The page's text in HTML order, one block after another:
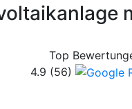
Top
4.9 (56)